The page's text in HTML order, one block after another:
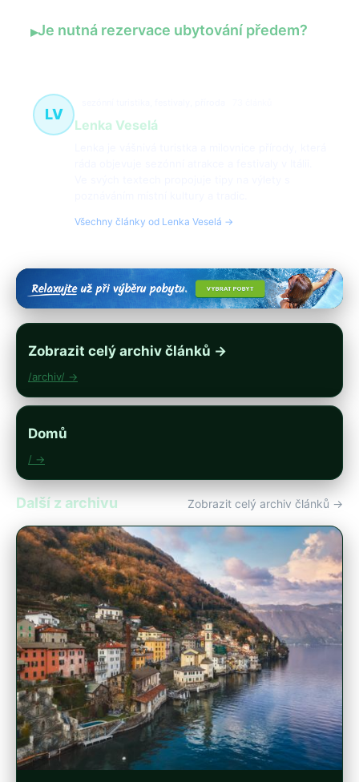
▸Je nutná rezervace ubytování předem?
LV
Lenka Veselá
Všechny články od Lenka Veselá →
Zobrazit celý archiv článků →
/archiv/ →
Domů
/ →
Další z archivu Zobrazit celý archiv článků →